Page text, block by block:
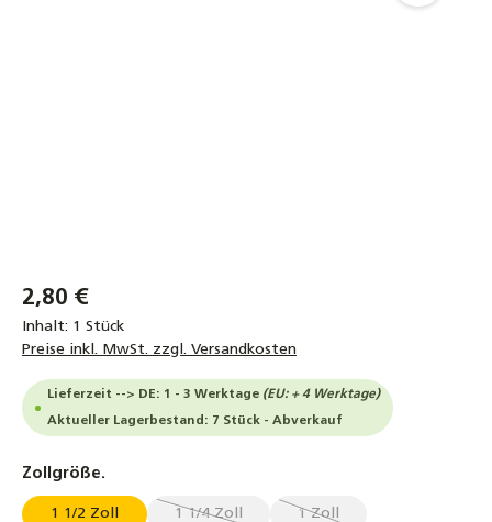
2,80 €
Inhalt: 1 Stück
Preise inkl. MwSt. zzgl. Versandkosten
Lieferzeit --> DE: 1 - 3 Werktage (EU: + 4 Werktage)
Aktueller Lagerbestand: 7 Stück - Abverkauf
Zollgröße.
1 1/2 Zoll 1 1/4 Zoll 1 Zoll